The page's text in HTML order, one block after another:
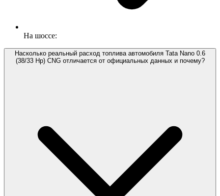
На шоссе:
Насколько реальный расход топлива автомобиля Tata Nano 0.6
(38/33 Hp) CNG отличается от официальных данных и почему?